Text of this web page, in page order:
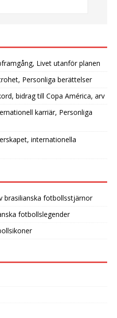
Livet utanför planen
Personliga berättelser
bidrag till Copa América, arv
karriär, Personliga
internationella
brasilianska fotbollsstjärnor
fotbollslegender